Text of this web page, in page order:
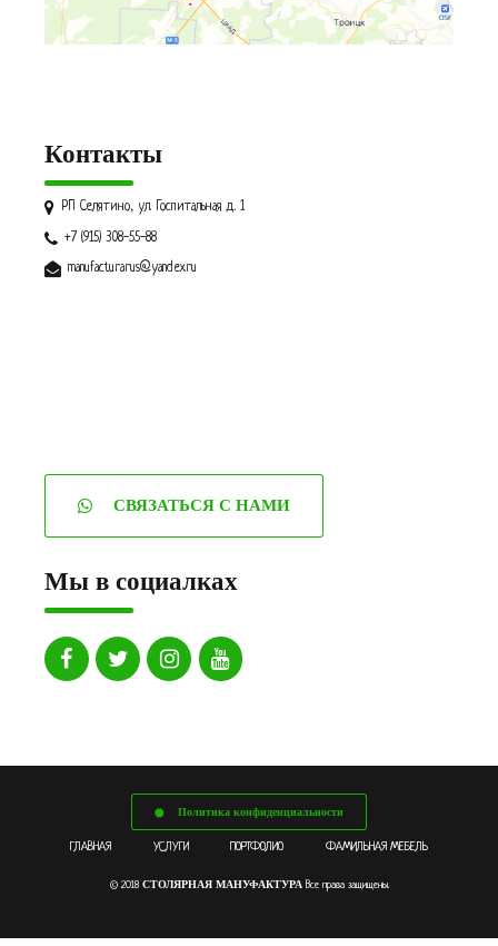
Контакты
РП Селятино, ул. Госпитальная д. 1
+7 (915) 308-55-88
manufacturarus@yandex.ru
СВЯЗАТЬСЯ С НАМИ
Мы в социалках
Политика конфиденциальности
ГЛАВНАЯ УСЛУГИ ПОРТФОЛИО ФАМИЛЬНАЯ МЕБЕЛЬ
© 2018 СТОЛЯРНАЯ МАНУФАКТУРАВсе права защищены.